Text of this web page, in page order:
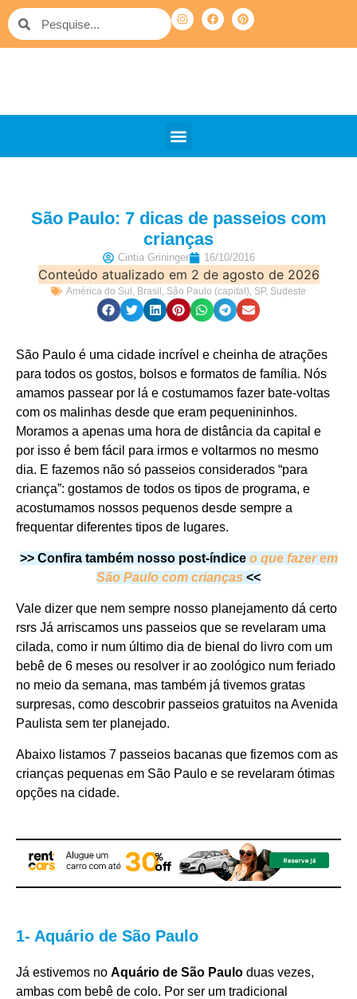
São Paulo: 7 dicas de passeios com
crianças
Cintia Grininger 16/10/2016
Conteúdo atualizado em 2 de agosto de 2026
América do Sul , Brasil , São Paulo (capital), SP, Sudeste
São Paulo é uma cidade incrível e cheinha de atrações
para todos os gostos, bolsos e formatos de família. Nós
amamos passear por lá e costumamos fazer bate-voltas
com os malinhas desde que eram pequenininhos.
Moramos a apenas uma hora de distância da capital e
por isso é bem fácil para irmos e voltarmos no mesmo
dia. E fazemos não só passeios considerados “para
criança”: gostamos de todos os tipos de programa, e
acostumamos nossos pequenos desde sempre a
frequentar diferentes tipos de lugares.
>> Confira também nosso post-índice oque fazer em
São Paulo com crianças <<
Vale dizer que nem sempre nosso planejamento dá certo
rsrs Já arriscamos uns passeios que se revelaram uma
cilada, como ir num último dia de bienal do livro com um
bebê de 6 meses ou resolver ir ao zoológico num feriado
no meio da semana, mas também já tivemos gratas
surpresas, como descobrir passeios gratuitos na Avenida
Paulista sem ter planejado.
Abaixo listamos 7 passeios bacanas que fizemos com as
crianças pequenas em São Paulo e se revelaram ótimas
opções na cidade.
1- Aquário de São Paulo
Já estivemos no Aquário de São Paulo duas vezes,
ambas com bebê de colo. Por ser um tradicional